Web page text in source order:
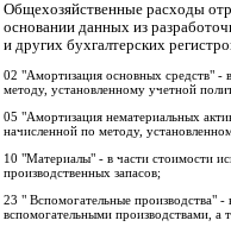
Общехозяйственные расходы
основании данных из
и других бухгалтерских
02 "Амортизация основных средств" -
методу, установленному учетной
05 "Амортизация нематериальных
начисленной по методу,
10 "Материалы" - в части стоимости
производственных запасов;
23 " Вспомогательные производства" -
вспомогательными производствами, а